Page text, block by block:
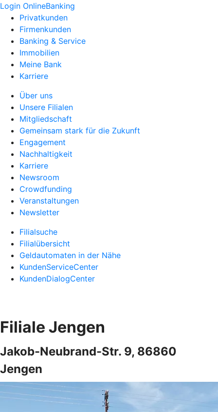
Login OnlineBanking
Privatkunden
Firmenkunden
Banking & Service
Immobilien
Meine Bank
Karriere
Über uns
Unsere Filialen
Mitgliedschaft
Gemeinsam stark für die Zukunft
Engagement
Nachhaltigkeit
Karriere
Newsroom
Crowdfunding
Veranstaltungen
Newsletter
Filialsuche
Filialübersicht
Geldautomaten in der Nähe
KundenServiceCenter
KundenDialogCenter
Filiale Jengen
Jakob-Neubrand-Str. 9, 86860
Jengen